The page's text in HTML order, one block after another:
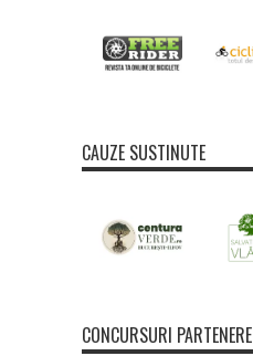
CAUZE SUSTINUTE
CONCURSURI PARTENERE